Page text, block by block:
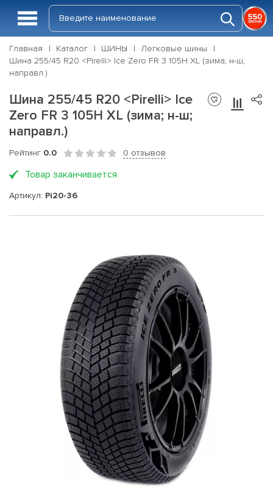
Главная Каталог ШИНЫ
Легковые шины
Шина 255/45 R20 <Pirelli> Ice Zero FR 3 105H XL (зима; н-ш;
направл.)
Шина 255/45 R20 <Pirelli> Ice
Zero FR 3 105H XL (зима; н-ш;
направл.)
Рейтинг 0.0 0 отзывов
Товар заканчивается
Артикул: Pi20-36